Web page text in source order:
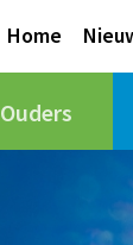
Home
Ouders